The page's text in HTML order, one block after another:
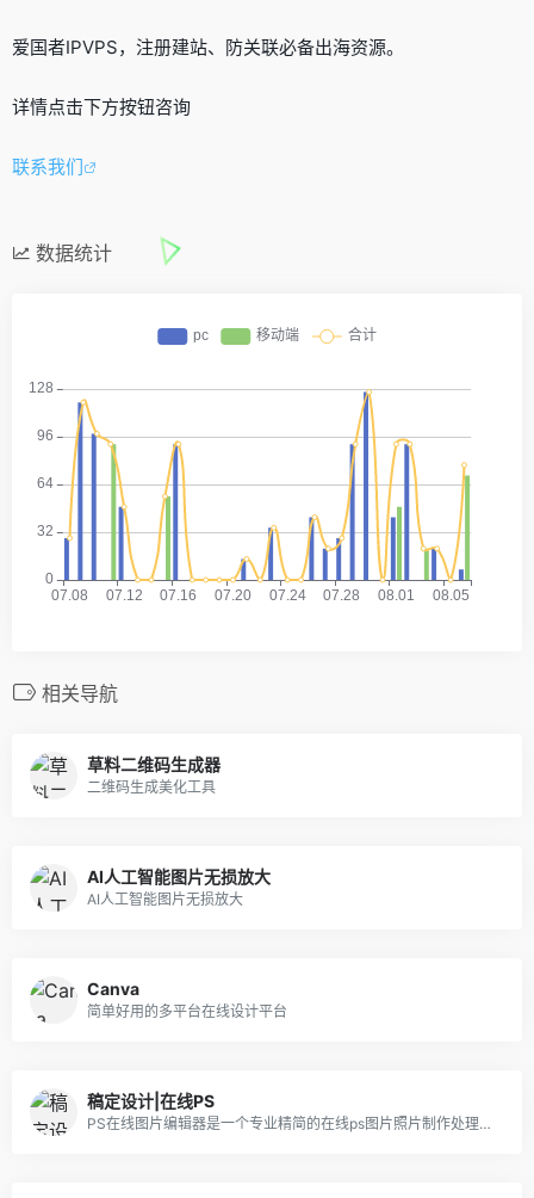
爱国者IPVPS，注册建站、防关联必备出海资源。
详情点击下方按钮咨询
联系我们
数据统计
相关导航
草料二维码生成器
二维码生成美化工具
AI人工智能图片无损放大
AI人工智能图片无损放大
Canva
简单好用的多平台在线设计平台
稿定设计|在线PS
PS在线图片编辑器是一个专业精简的在线ps图片照片制作处理软件工具，绿色免安装，免下载，直接在浏览器打开就可用它修正，调整和美化图像。